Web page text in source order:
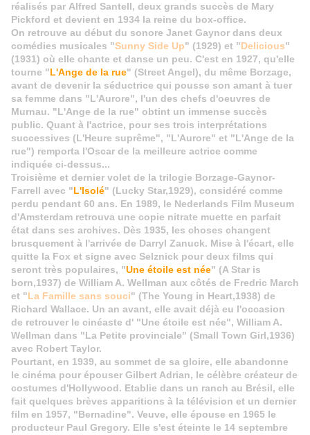
réalisés par Alfred Santell, deux grands succès de Mary
Pickford et devient en 1934 la reine du box-office.
On retrouve au début du sonore Janet Gaynor dans deux
comédies musicales "Sunny Side Up" (1929) et "Delicious"
(1931) où elle chante et danse un peu. C'est en 1927, qu'elle
tourne "L'Ange de la rue" (Street Angel), du même Borzage,
avant de devenir la séductrice qui pousse son amant à tuer
sa femme dans "L'Aurore", l'un des chefs d'oeuvres de
Murnau. "L'Ange de la rue" obtint un immense succès
public. Quant à l'actrice, pour ses trois interprétations
successives (L'Heure suprême", "L'Aurore" et "L'Ange de la
rue") remporta l'Oscar de la meilleure actrice comme
indiquée ci-dessus...
Troisième et dernier volet de la trilogie Borzage-Gaynor-
Farrell avec "L'Isolé" (Lucky Star,1929), considéré comme
perdu pendant 60 ans. En 1989, le Nederlands Film Museum
d'Amsterdam retrouva une copie nitrate muette en parfait
état dans ses archives. Dès 1935, les choses changent
brusquement à l'arrivée de Darryl Zanuck. Mise à l'écart, elle
quitte la Fox et signe avec Selznick pour deux films qui
seront très populaires, "Une étoile est née" (A Star is
born,1937) de William A. Wellman aux côtés de Fredric March
et "La Famille sans souci" (The Young in Heart,1938) de
Richard Wallace. Un an avant, elle avait déjà eu l'occasion
de retrouver le cinéaste d' "Une étoile est née", William A.
Wellman dans "La Petite provinciale" (Small Town Girl,1936)
avec Robert Taylor.
Pourtant, en 1939, au sommet de sa gloire, elle abandonne
le cinéma pour épouser Gilbert Adrian, le célèbre créateur de
costumes d'Hollywood. Etablie dans un ranch au Brésil, elle
fait quelques brèves apparitions à la télévision et un dernier
film en 1957, "Bernadine". Veuve, elle épouse en 1965 le
producteur Paul Gregory. Elle s'est éteinte le 14 septembre